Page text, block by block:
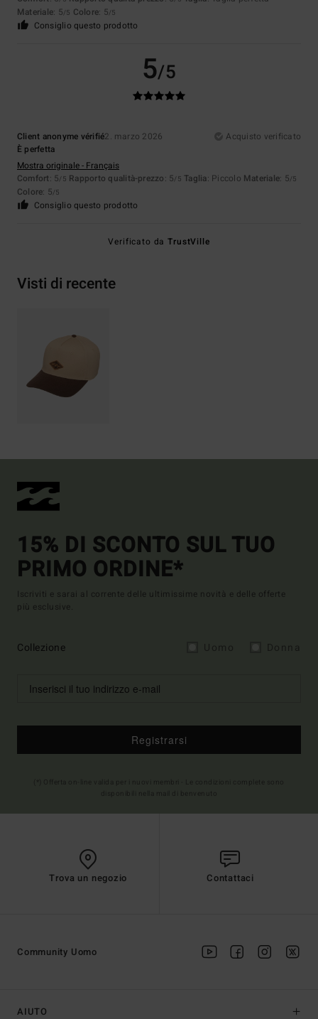
Materiale: 5/5 Colore: 5/5
Consiglio questo prodotto
5/5
Client anonyme vérifié2. marzo 2026
Acquisto verificato
È perfetta
Mostra originale - Français
Comfort: 5/5 Rapporto qualità-prezzo: 5/5 Taglia: Piccolo Materiale: 5/5
Colore: 5/5
Consiglio questo prodotto
Verificato daTrustVille
Visti di recente
15% DI SCONTO SUL TUO
PRIMO ORDINE*
Iscriviti e sarai al corrente delle ultimissime novità e delle offerte
più esclusive.
Collezione
Registrarsi
Trova un negozio Contattaci
AIUTO
Community Uomo